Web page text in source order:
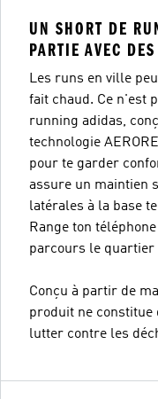
UN SHORT DE
PARTIE AVEC
Les runs en ville
fait chaud. Ce n'est
running adidas,
technologie
pour te garder
assure un maintien
latérales à la base
Range ton
parcours le
Conçu à partir de
produit ne constitue
lutter contre les